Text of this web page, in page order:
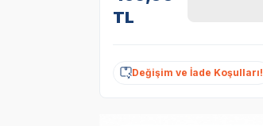
TL
Değişim ve İade Koşulları!